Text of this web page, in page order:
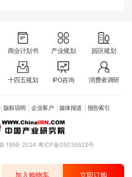
商业计划书 产业规划 园区规划
十四五规划 IPO咨询 消费者调研
版权说明 企业客户 媒体报道 报告索引
1998-2024 粤ICP备05036522号
加入购物车 立即订购